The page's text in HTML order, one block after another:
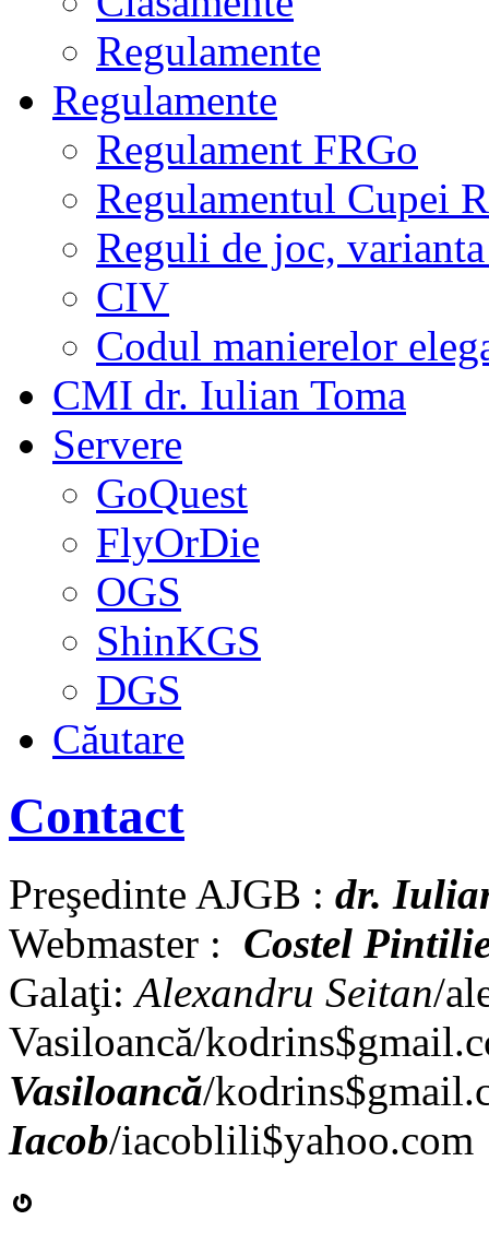
Regulamente
Regulamente
Regulament FRGo
Regulamentul Cupei
Reguli de joc,
CIV
Codul manierelor
CMI dr. Iulian Toma
Servere
GoQuest
FlyOrDie
OGS
ShinKGS
DGS
Căutare
Contact
Preşedinte AJGB : dr.
Webmaster : Costel
Galaţi:Alexandru Seitan/
Vasiloancă/
Vasiloancă/
Iacob/
Gravatar